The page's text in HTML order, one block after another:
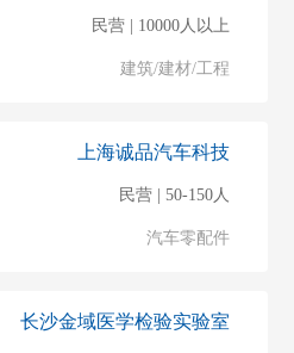
民营 | 10000人以上
建筑/建材/工程
上海诚品汽车科技
民营 | 50-150人
汽车零配件
长沙金域医学检验实验室